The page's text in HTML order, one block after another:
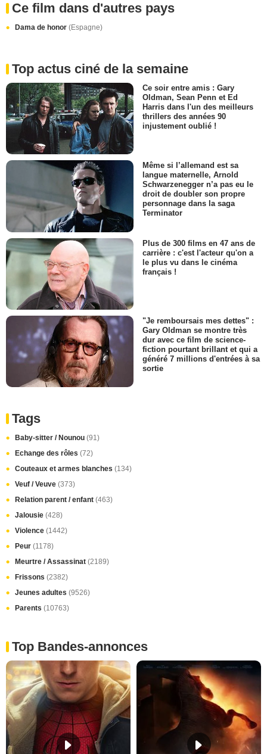
Ce film dans d'autres pays
Dama de honor (Espagne)
Top actus ciné de la semaine
Ce soir entre amis : Gary
Oldman, Sean Penn et Ed
Harris dans l'un des meilleurs
thrillers des années 90
injustement oublié !
Même si l’allemand est sa
langue maternelle, Arnold
Schwarzenegger n’a pas eu le
droit de doubler son propre
personnage dans la saga
Terminator
Plus de 300 films en 47 ans de
carrière : c'est l'acteur qu'on a
le plus vu dans le cinéma
français !
"Je remboursais mes dettes" :
Gary Oldman se montre très
dur avec ce film de science-
fiction pourtant brillant et qui a
généré 7 millions d'entrées à sa
sortie
Tags
Baby-sitter / Nounou (91)
Echange des rôles (72)
Couteaux et armes blanches (134)
Veuf / Veuve (373)
Relation parent / enfant (463)
Jalousie (428)
Violence (1442)
Peur (1178)
Meurtre / Assassinat (2189)
Frissons (2382)
Jeunes adultes (9526)
Parents (10763)
Top Bandes-annonces